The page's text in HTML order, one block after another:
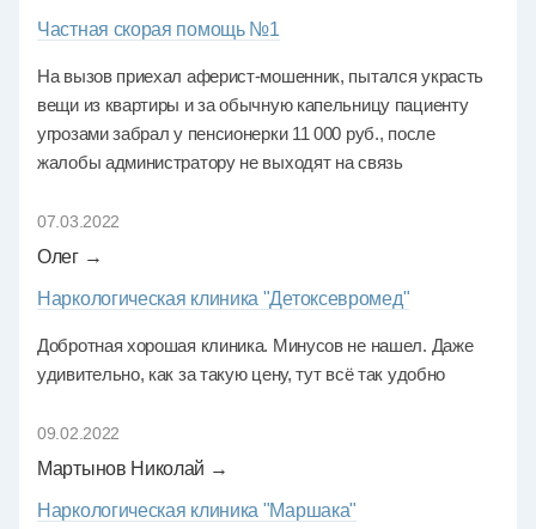
Частная скорая помощь №1
На вызов приехал аферист-мошенник, пытался украсть
вещи из квартиры и за обычную капельницу пациенту
угрозами забрал у пенсионерки 11 000 руб., после
жалобы администратору не выходят на связь
07.03.2022
Олег →
Наркологическая клиника "Детоксевромед"
Добротная хорошая клиника. Минусов не нашел. Даже
удивительно, как за такую цену, тут всё так удобно
09.02.2022
Мартынов Николай →
Наркологическая клиника "Маршака"